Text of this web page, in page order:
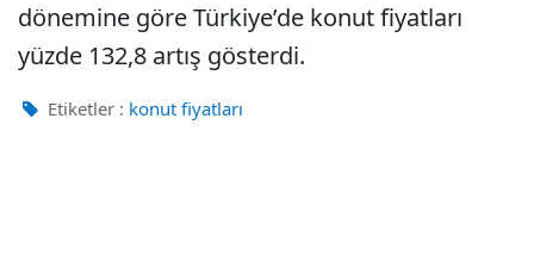
dönemine göre Türkiye’de konut fiyatları
yüzde 132,8 artış gösterdi.
Etiketler : konut fiyatları